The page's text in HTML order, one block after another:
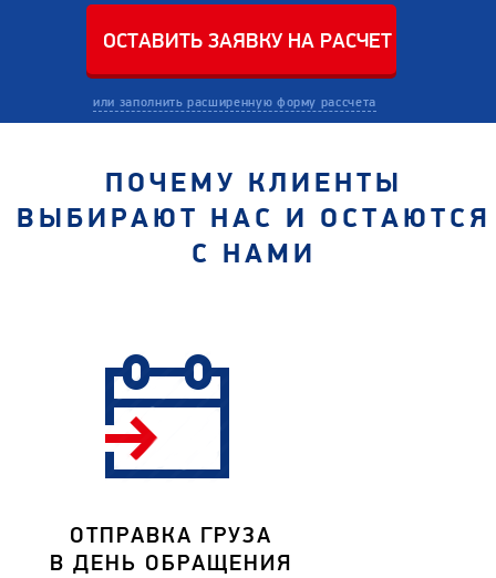
или заполнить расширенную форму рассчета
ПОЧЕМУ КЛИЕНТЫ
ВЫБИРАЮТ НАС И ОСТАЮТСЯ
С НАМИ
ОТПРАВКА ГРУЗА
В ДЕНЬ ОБРАЩЕНИЯ